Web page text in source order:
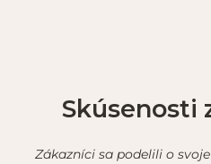
Skúsenosti
Zákazníci sa podelili o